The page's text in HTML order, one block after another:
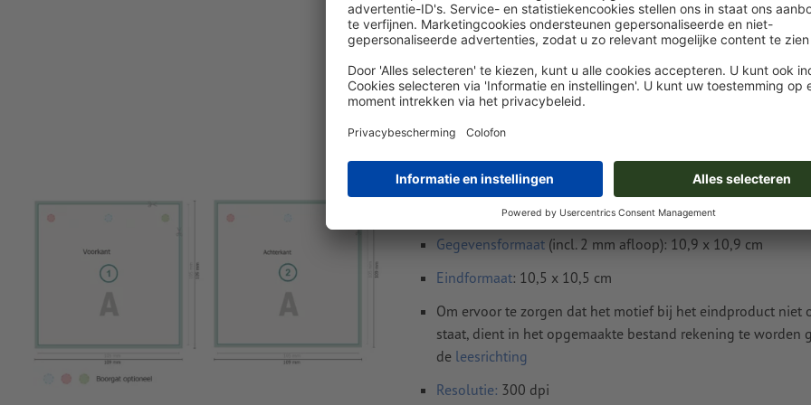
€ 50,08
Levering circa:
do. 20 aug.
Gewicht: ca. 66,25 g
Instructies voor drukgegevens
vierkant
Gegevensformaat (incl. 2 mm afloop): 10,9 x 10,9 cm
Eindformaat: 10,5 x 10,5 cm
Om ervoor te zorgen dat het motief bij het eindproduct niet
staat, dient in het opgemaakte bestand rekening te worden
de leesrichting
Resolutie: 300 dpi